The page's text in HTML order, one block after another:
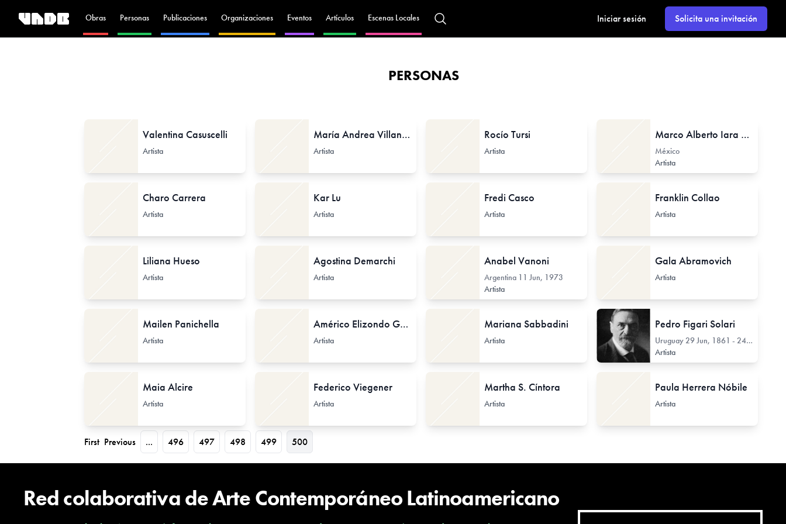
Obras Personas Publicaciones Organizaciones Eventos Artículos Escenas Locales Iniciar sesión Solicita una invitación
PERSONAS
Valentina Casuscelli
Artista
María Andrea Villanueva «Mischka Ippólita»
Artista
Rocío Tursi
Artista
Marco Alberto Iara Rodríguez
México
Artista
Charo Carrera
Artista
Kar Lu
Artista
Fredi Casco
Artista
Franklin Collao
Artista
Liliana Hueso
Artista
Agostina Demarchi
Artista
Anabel Vanoni
Argentina 11 Jun, 1973
Artista
Gala Abramovich
Artista
Mailen Panichella
Artista
Américo Elizondo Garza
Artista
Mariana Sabbadini
Artista
Pedro Figari Solari
Uruguay29 Jun, 1861 - 24 Jul, 1938
Artista
Maia Alcire
Artista
Federico Viegener
Artista
Martha S. Cíntora
Artista
Paula Herrera Nóbile
Artista
First Previous ... 496 497 498 499 500
Red colaborativa de Arte Contemporáneo Latinoamericano